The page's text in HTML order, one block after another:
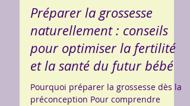
Anne MARTEL
24 janv. 2025
Préparer la grossesse
naturellement : conseils
pour optimiser la fertilité
et la santé du futur bébé